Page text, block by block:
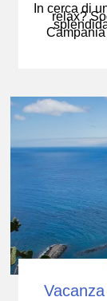
In cerca di
relax?